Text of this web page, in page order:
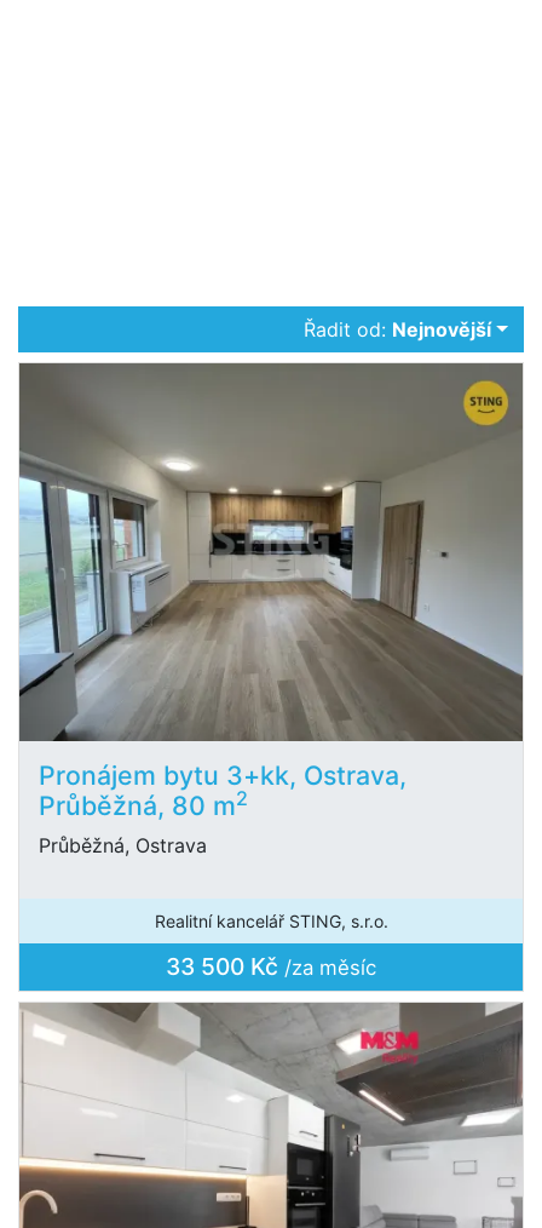
Řadit od: Nejnovější
Pronájem bytu 3+kk, Ostrava,
Průběžná, 80 m2
Průběžná, Ostrava
Realitní kancelář STING, s.r.o.
33 500 Kč /za měsíc